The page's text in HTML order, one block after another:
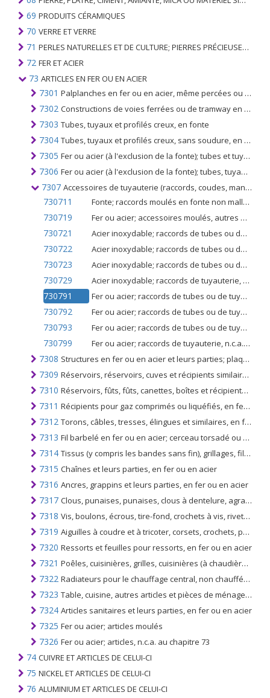
69 PRODUITS CÉRAMIQUES
70 VERRE ET VERRE
71 PERLES NATURELLES ET DE CULTURE; PIERRES PRÉCIEUSES, SEMI-PRÉCIEUSES; MÉTAUX PRÉCIEUX, PLAQUÉS OU DOUBLÉS DE MÉTAUX PRÉCIEUX ET OUVRAGES EN CES MATIÈRES; IMITATION BIJOUTERIE; PIÈCE DE MONNAIE
72 FER ET ACIER
73 ARTICLES EN FER OU EN ACIER
7301 Palplanches en fer ou en acier, même percées ou faites d'éléments assemblés; cornières, profilés et profilés soudés, en fer ou en acier
7302 Constructions de voies ferrées ou de tramway en fer ou en acier; rails, rails de contrôle et de voie, lames d'aiguillage, grenouilles à croisement, barres de pointage, traverses, assiettes à poisson, coins de chaises, semelles, plaques de base, liens et similaires
7303 Tubes, tuyaux et profilés creux, en fonte
7304 Tubes, tuyaux et profilés creux, sans soudure, en fer (autres que la fonte) ou en acier
7305 Fer ou acier (à l'exclusion de la fonte); tubes et tuyaux (p.ex. soudés, rivés ou fermés de façon similaire), ayant des sections circulaires dont le diamètre extérieur est supérieur à 406,4 mm, non sans soudure
7306 Fer ou acier (à l'exclusion de la fonte); tubes, tuyaux et profilés creux (non continus), n.c.a. au chapitre 73
7307 Accessoires de tuyauterie (raccords, coudes, manchons, par exemple), en fer ou en acier
730711 Fonte; raccords moulés en fonte non malléable
730719 Fer ou acier; accessoires moulés, autres que de fonte non malléable
730721 Acier inoxydable; raccords de tubes ou de tuyaux, brides, en acier inoxydable
730722 Acier inoxydable; raccords de tubes ou de tuyaux, coudes filetés, coudes et manchons
730723 Acier inoxydable; raccords de tubes ou de tuyaux, raccords de soudage bout à bout
730729 Acier inoxydable; raccords de tuyauterie, n.c.a. dans l'article no. 7307.2
730791 Fer ou acier; raccords de tubes ou de tuyaux, brides, autres qu'en acier inoxydable
730792 Fer ou acier; raccords de tubes ou de tuyaux, coudes filetés, coudes et manchons autres que l'acier inoxydable
730793 Fer ou acier; raccords de tubes ou de tuyaux, raccords de soudage bout à bout, autres qu'en acier inoxydable
730799 Fer ou acier; raccords de tuyauterie, n.c.a. dans l'article no. 7307.9, autre que l'acier inoxydable
7308 Structures en fer ou en acier et leurs parties; plaques, tiges, cornières, profilés, sections, tubes et similaires, préparés pour être utilisés dans des structures
7309 Réservoirs, réservoirs, cuves et récipients similaires; pour tout matériau (à l'exclusion du gaz comprimé ou liquéfié), en fer ou en acier, d'une capacité excédant 300 l, même avec revêtement ou isolation thermique
7310 Réservoirs, fûts, fûts, canettes, boîtes et récipients similaires, en toutes matières (à l'exclusion des gaz comprimés ou liquéfiés), en fer ou en acier, d'une capacité n'excédant pas 300 l, même isolés ou calorifugés
7311 Récipients pour gaz comprimés ou liquéfiés, en fer ou en acier
7312 Torons, câbles, tresses, élingues et similaires, en fer ou en acier, non isolés pour l'électricité
7313 Fil barbelé en fer ou en acier; cerceau torsadé ou simple fil plat, barbelé ou non et fil double faiblement tordu, des types utilisés pour clôtures, en fer ou en acier
7314 Tissus (y compris les bandes sans fin), grillages, filets et clôtures, en fils de fer ou d'acier; métal déployé de fer ou d'acier
7315 Chaînes et leurs parties, en fer ou en acier
7316 Ancres, grappins et leurs parties, en fer ou en acier
7317 Clous, punaises, punaises, clous à dentelure, agrafes et similaires, en fer ou en acier, à tête ou autre, mais à l'exclusion des ouvrages à tête en cuivre
7318 Vis, boulons, écrous, tire-fond, crochets à vis, rivets, goupilles, chevilles, clavettes, rondelles (y compris les rondelles destinées à faire ressort) et articles similaires, en fer ou en acier
7319 Aiguilles à coudre et à tricoter, corsets, crochets, pointes à broder et articles similaires, à main, en fer ou en acier; épingles de sûreté et autres épingles en fer ou en acier, non dénommées ni comprises ailleurs
7320 Ressorts et feuilles pour ressorts, en fer ou en acier
7321 Poêles, cuisinières, grilles, cuisinières (à chaudières auxiliaires pour le chauffage central), barbecues, braseros, anneaux à gaz, chauffe-plats et appareils similaires non électriques pour la maison, en fer ou en acier
7322 Radiateurs pour le chauffage central, non chauffés électriquement et leurs parties, en fer ou en acier; réchauffeurs d'air, distributeurs d'air chaud non chauffés électriquement, avec ventilateur ou ventilateur
7323 Table, cuisine, autres articles et pièces de ménage en fer ou en acier; laine de fer ou d'acier; éponges à récurer et tampons à récurer ou à polir, gants et articles simil. en fer ou en acier
7324 Articles sanitaires et leurs parties, en fer ou en acier
7325 Fer ou acier; articles moulés
7326 Fer ou acier; articles, n.c.a. au chapitre 73
74 CUIVRE ET ARTICLES DE CELUI-CI
75 NICKEL ET ARTICLES DE CELUI-CI
76 ALUMINIUM ET ARTICLES DE CELUI-CI